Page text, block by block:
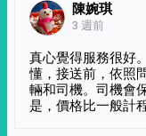
陳婉琪
3 週前
真心覺得服務很好
懂，接送前，依照
輛和司機。司機會
是，價格比一般計